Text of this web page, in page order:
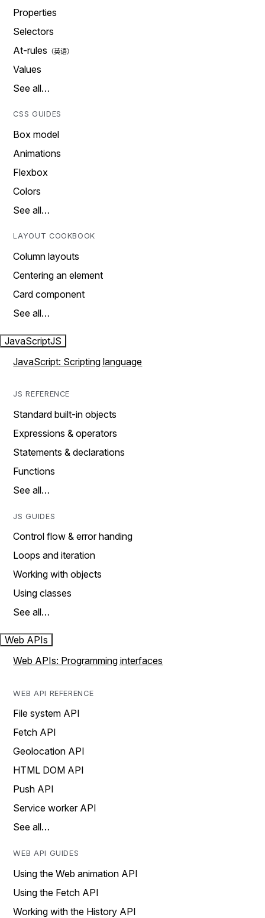
Properties
Selectors
At-rules
Values
See all…
CSS GUIDES
Box model
Animations
Flexbox
Colors
See all…
LAYOUT COOKBOOK
Column layouts
Centering an element
Card component
See all…
JavaScriptJS
JavaScript: Scripting language
JS REFERENCE
Standard built-in objects
Expressions & operators
Statements & declarations
Functions
See all…
JS GUIDES
Control flow & error handing
Loops and iteration
Working with objects
Using classes
See all…
Web APIs
Web APIs: Programming interfaces
WEB API REFERENCE
File system API
Fetch API
Geolocation API
HTML DOM API
Push API
Service worker API
See all…
WEB API GUIDES
Using the Web animation API
Using the Fetch API
Working with the History API